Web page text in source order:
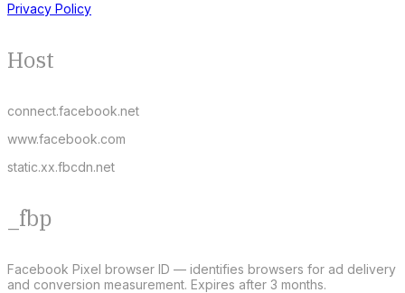
Privacy Policy
Host
connect.facebook.net
www.facebook.com
static.xx.fbcdn.net
_fbp
Facebook Pixel browser ID — identifies browsers for ad delivery
and conversion measurement. Expires after 3 months.